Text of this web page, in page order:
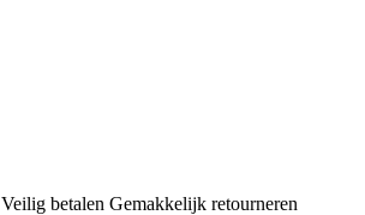
Veilig betalen Gemakkelijk retourneren